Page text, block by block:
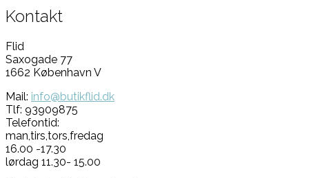
Kontakt
Flid
Saxogade 77
1662 København V
Mail: info@butikflid.dk
Tlf: 93909875
Telefontid:
man,tirs,tors,fredag
16.00 -17.30
lørdag 11.30- 15.00